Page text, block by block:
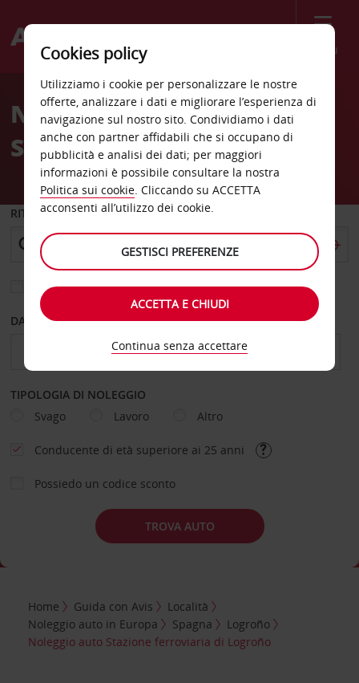
Menù
Welcome
AvisNoleggio auto alla
Stazione di Logroño
RITIRO DA
Scegli una località di riconsegna diversa
DAL GIORNO AL GIORNO
TIPOLOGIA DI NOLEGGIO
Svago
Lavoro Altro
Conducente di età superiore ai 25 anni
Possiedo un codice sconto
TROVA AUTO
Home Guida con Avis
Località
Noleggio auto in Europa
Spagna
Logroño
Noleggio auto Stazione ferroviaria di Logroño
Cookies policy
Utilizziamo i cookie per personalizzare le nostre
offerte, analizzare i dati e migliorare l’esperienza di
navigazione sul nostro sito. Condividiamo i dati
anche con partner affidabili che si occupano di
pubblicità e analisi dei dati; per maggiori
informazioni è possibile consultare la nostra
Politica sui cookie. Cliccando su ACCETTA
acconsenti all’utilizzo dei cookie.
GESTISCI PREFERENZE
ACCETTA E CHIUDI
Continua senza accettare